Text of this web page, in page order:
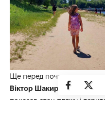
Ще перед початком
Віктор Шакирзян,
показав стан пляжу і